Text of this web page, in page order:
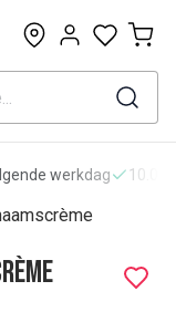
0
werkdag